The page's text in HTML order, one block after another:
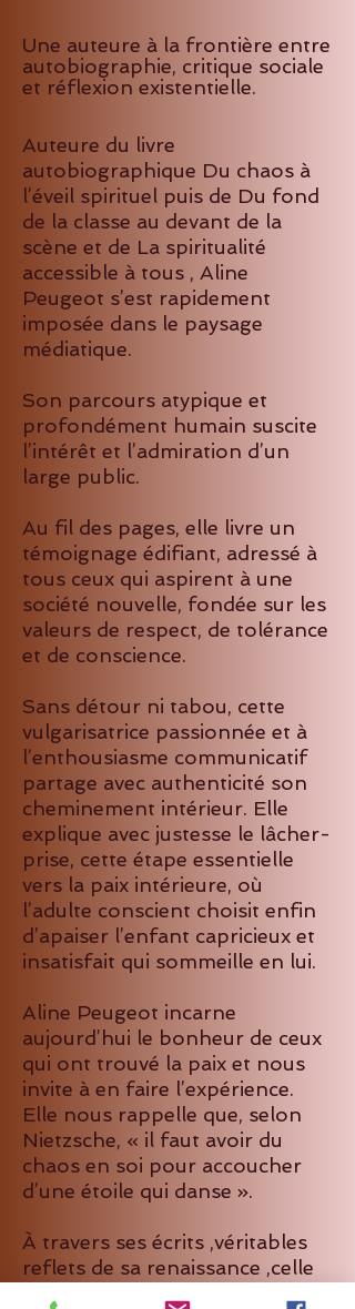
Une auteure à la frontière entre
autobiographie, critique sociale
et réflexion existentielle.
Auteure du livre
autobiographique Du chaos à
l’éveil spirituel puis de Du fond
de la classe au devant de la
scène et de La spiritualité
accessible à tous , Aline
Peugeot s’est rapidement
imposée dans le paysage
médiatique.
Son parcours atypique et
profondément humain suscite
l’intérêt et l’admiration d’un
large public.
Au fil des pages, elle livre un
témoignage édifiant, adressé à
tous ceux qui aspirent à une
société nouvelle, fondée sur les
valeurs de respect, de tolérance
et de conscience.
Sans détour ni tabou, cette
vulgarisatrice passionnée et à
l’enthousiasme communicatif
partage avec authenticité son
cheminement intérieur. Elle
explique avec justesse le lâcher-
prise, cette étape essentielle
vers la paix intérieure, où
l’adulte conscient choisit enfin
d’apaiser l’enfant capricieux et
insatisfait qui sommeille en lui.
Aline Peugeot incarne
aujourd’hui le bonheur de ceux
qui ont trouvé la paix et nous
invite à en faire l’expérience.
Elle nous rappelle que, selon
Nietzsche, « il faut avoir du
chaos en soi pour accoucher
d’une étoile qui danse ».
À travers ses écrits ,véritables
reflets de sa renaissance ,celle